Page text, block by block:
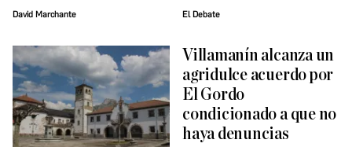
David Marchante El Debate
Villamanín alcanza un
agridulce acuerdo por
El Gordo
condicionado a que no
haya denuncias